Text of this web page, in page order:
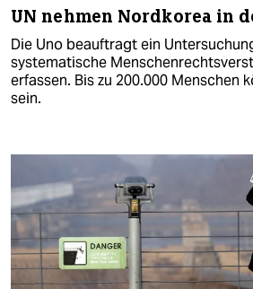
UN nehmen Nordkorea in
Die Uno beauftragt ein
systematische
erfassen. Bis zu 200.000 Menschen
sein.